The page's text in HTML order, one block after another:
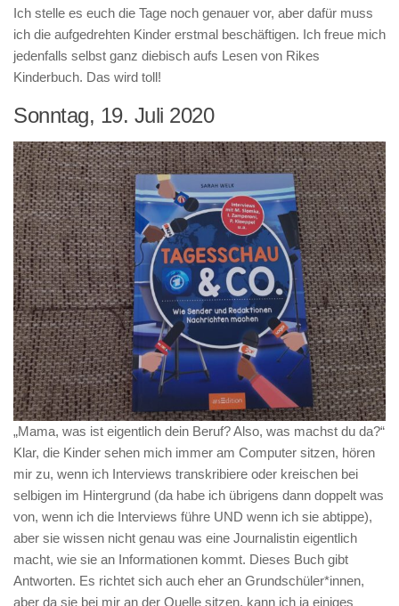
Ich stelle es euch die Tage noch genauer vor, aber dafür muss
ich die aufgedrehten Kinder erstmal beschäftigen. Ich freue mich
jedenfalls selbst ganz diebisch aufs Lesen von Rikes
Kinderbuch. Das wird toll!
Sonntag, 19. Juli 2020
„Mama, was ist eigentlich dein Beruf? Also, was machst du da?“
Klar, die Kinder sehen mich immer am Computer sitzen, hören
mir zu, wenn ich Interviews transkribiere oder kreischen bei
selbigen im Hintergrund (da habe ich übrigens dann doppelt was
von, wenn ich die Interviews führe UND wenn ich sie abtippe),
aber sie wissen nicht genau was eine Journalistin eigentlich
macht, wie sie an Informationen kommt. Dieses Buch gibt
Antworten. Es richtet sich auch eher an Grundschüler*innen,
aber da sie bei mir an der Quelle sitzen, kann ich ja einiges